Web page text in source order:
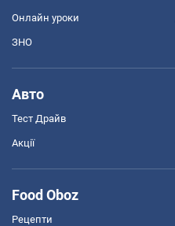
Онлайн уроки
ЗНО
Авто
Тест Драйв
Акції
Food Oboz
Рецепти